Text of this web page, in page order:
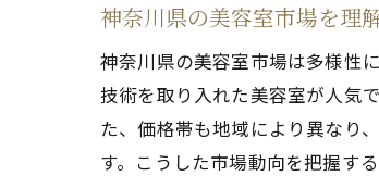
神奈川県の美容室市場を理
神奈川県の美容室市場は多様性
技術を取り入れた美容室が人気
た、価格帯も地域により異なり
す。こうした市場動向を把握す